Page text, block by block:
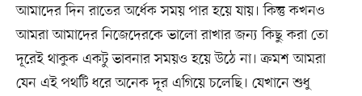
আমাদের দিন রাতের অর্ধেক সময় পার হয়ে যায়। কিন্তু কখনও
আমরা আমাদের নিজেদেরকে ভালো রাখার জন্য কিছু করা তো
দূরেই থাকুক একটু ভাবনার সময়ও হয়ে উঠে না। ক্রমশ আমরা
যেন এই পথটি ধরে অনেক দূর এগিয়ে চলেছি। যেখানে শুধু